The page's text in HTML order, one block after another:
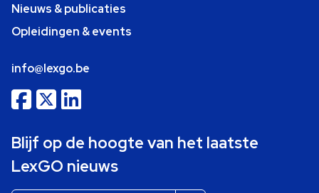
Nieuws & publicaties
Opleidingen & events
info@lexgo.be
Blijf op de hoogte van het laatste
LexGO nieuws